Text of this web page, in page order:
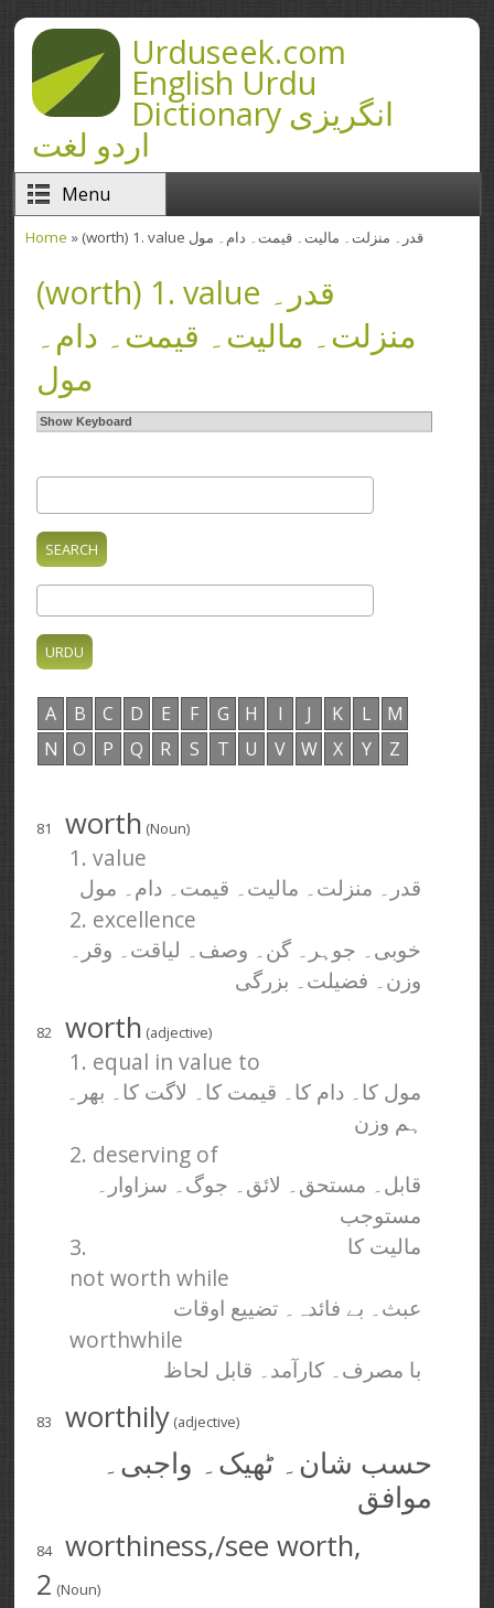
Skip to main contentUrduseek.com
English Urdu
Dictionary انگریزی
اردو لغت
Menu
Home » (worth) 1. value قدر۔ منزلت۔ مالیت۔ قیمت۔ دام۔ مول
(worth) 1. value قدر۔
منزلت۔ مالیت۔ قیمت۔ دام۔
مول
Show Keyboard
A B C D E F G H I J K L
M
N
O P Q R S T U V W X Y Z
81 worth (Noun)
1. value
قدر۔ منزلت۔ مالیت۔ قیمت۔ دام۔ مول
2. excellence
خوبی۔ جوہر۔ گن۔ وصف۔ لیاقت۔ وقر۔
وزن۔ فضیلت۔ بزرگی
82 worth (adjective)
1. equal in value to
مول کا۔ دام کا۔ قیمت کا۔ لاگت کا۔ بھر۔
ہم وزن
2. deserving of
قابل۔ مستحق۔ لائق۔ جوگ۔ سزاوار۔
مستوجب
3. مالیت کا
not worth while
عبث۔ بے فائدہ۔ تضییع اوقات
worthwhile
با مصرف۔ کارآمد۔ قابل لحاظ
83 worthily (adjective)
حسب شان۔ ٹھیک۔ واجبی۔
موافق
84 worthiness,/see worth,
2 (Noun)